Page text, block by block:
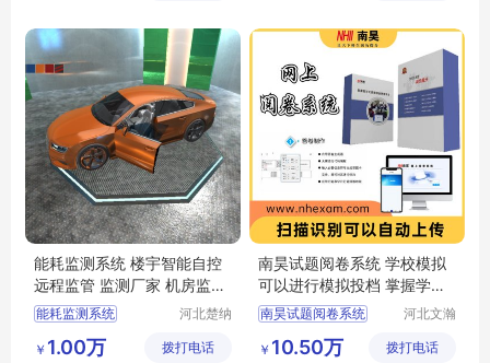
电子阅卷软件
学校阅卷系统
能耗监测系统 楼宇智能自控
远程监管 监测厂家 机房监控
机房可视化
能耗监测系统
机房可视化
机房监控
河北楚纳
公司
￥ 1.00万 拨打电话
南昊试题阅卷系统 学校模拟
可以进行模拟投档 掌握学生
上线情况
南昊试题阅卷系统
中学网上阅卷
河北文瀚
技发展有
￥ 10.50万 拨打电话